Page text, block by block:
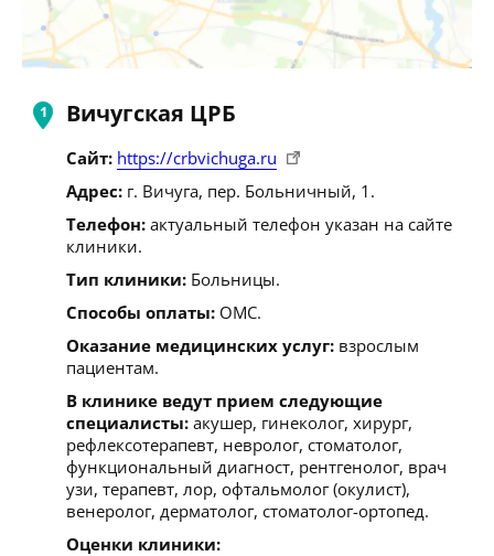
Вичугская ЦРБ
Сайт: https://crbvichuga.ru
Адрес: г. Вичуга, пер. Больничный, 1.
Телефон: актуальный телефон указан на сайте
клиники.
Тип клиники: Больницы.
Способы оплаты: ОМС.
Оказание медицинских услуг: взрослым
пациентам.
В клинике ведут прием следующие
специалисты: акушер, гинеколог, хирург,
рефлексотерапевт, невролог, стоматолог,
функциональный диагност, рентгенолог, врач
узи, терапевт, лор, офтальмолог (окулист),
венеролог, дерматолог, стоматолог-ортопед.
Оценки клиники: